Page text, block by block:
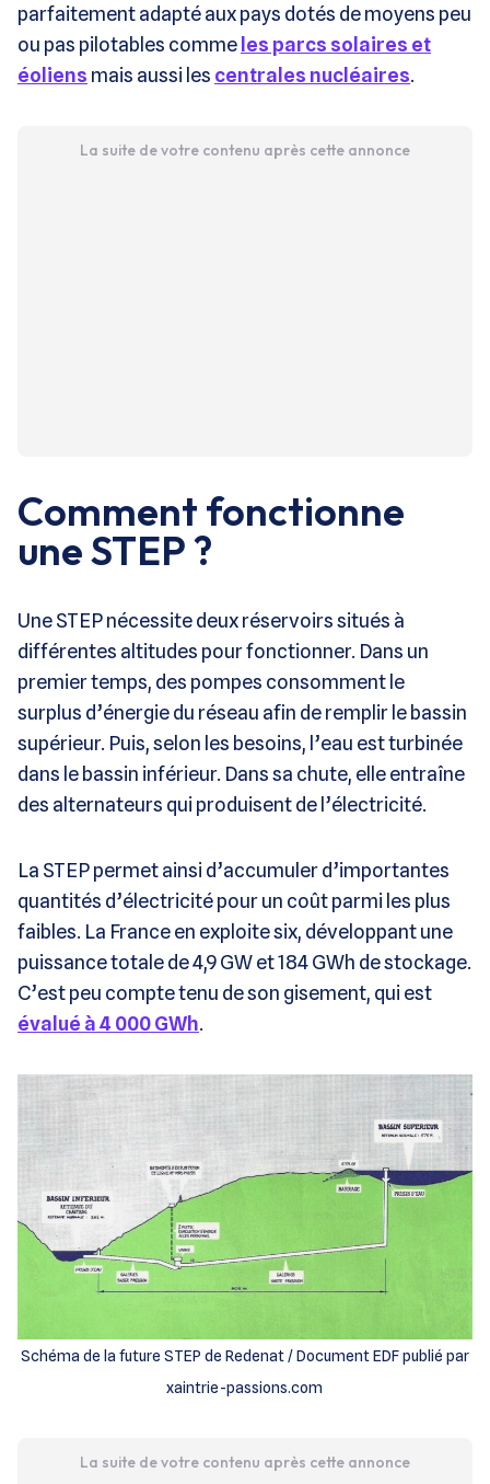
parfaitement adapté aux pays dotés de moyens peu
ou pas pilotables commeles parcs solaires et
éoliens mais aussi les centrales nucléaires.
La suite de votre contenu après cette annonce
Comment fonctionne
une STEP ?
Une STEP nécessite deux réservoirs situés à
différentes altitudes pour fonctionner. Dans un
premier temps, des pompes consomment le
surplus d’énergie du réseau afin de remplir le bassin
supérieur. Puis, selon les besoins, l’eau est turbinée
dans le bassin inférieur. Dans sa chute, elle entraîne
des alternateurs qui produisent de l’électricité.
La STEP permet ainsi d’accumuler d’importantes
quantités d’électricité pour un coût parmi les plus
faibles. La France en exploite six, développant une
puissance totale de 4,9 GW et 184 GWh de stockage.
C’est peu compte tenu de son gisement, qui est
évalué à 4 000 GWh.
Schéma de la future STEP de Redenat / Document EDF publié par
xaintrie-passions.com
La suite de votre contenu après cette annonce